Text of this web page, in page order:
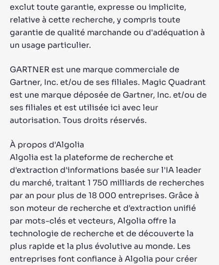
exclut toute garantie, expresse ou implicite,
relative à cette recherche, y compris toute
garantie de qualité marchande ou d'adéquation à
un usage particulier.
GARTNER est une marque commerciale de
Gartner, Inc. et/ou de ses filiales. Magic Quadrant
est une marque déposée de Gartner, Inc. et/ou de
ses filiales et est utilisée ici avec leur
autorisation. Tous droits réservés.
À propos d'Algolia
Algolia est la plateforme de recherche et
d'extraction d'informations basée sur l'IA leader
du marché, traitant 1 750 milliards de recherches
par an pour plus de 18 000 entreprises. Grâce à
son moteur de recherche et d'extraction unifié
par mots-clés et vecteurs, Algolia offre la
technologie de recherche et de découverte la
plus rapide et la plus évolutive au monde. Les
entreprises font confiance à Algolia pour créer